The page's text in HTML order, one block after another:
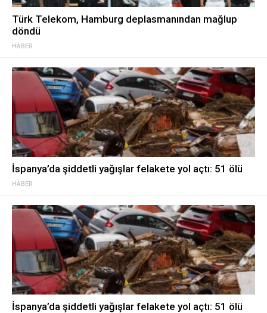
HABER
Türk Telekom, Hamburg deplasmanından mağlup
döndü
HABER
İspanya’da şiddetli yağışlar felakete yol açtı: 51 ölü
İspanya’da şiddetli yağışlar felakete yol açtı: 51 ölü